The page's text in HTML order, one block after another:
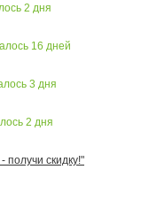
2 дня
16 дней
3 дня
2 дня
скидку!"